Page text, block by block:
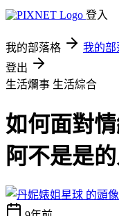
登入
我的部落格 我的部
登出
生活爛事 生活綜合
如何面對
阿不是是